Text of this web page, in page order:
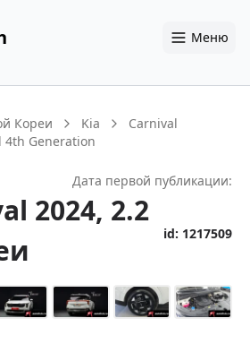
Меню
Кореи Kia
Carnival
4th Generation
Дата первой публикации:
2024, 2.2
id: 1217509